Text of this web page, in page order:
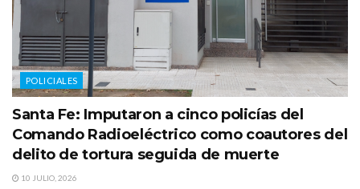
POLICIALES
Santa Fe: Imputaron a cinco policías del
Comando Radioeléctrico como coautores del
delito de tortura seguida de muerte
10 JULIO, 2026